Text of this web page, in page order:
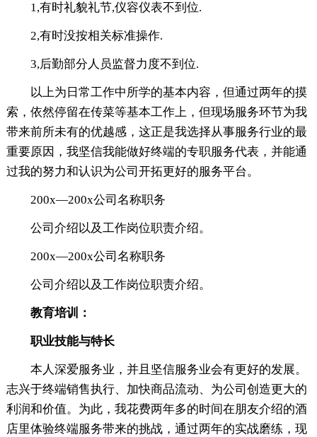
1,有时礼貌礼节,仪容仪表不到位.
2,有时没按相关标准操作.
3,后勤部分人员监督力度不到位.
以上为日常工作中所学的基本内容，但通过两年的摸
索，依然停留在传菜等基本工作上，但现场服务环节为我
带来前所未有的优越感，这正是我选择从事服务行业的最
重要原因，我坚信我能做好终端的专职服务代表，并能通
过我的努力和认识为公司开拓更好的服务平台。
200x—200x公司名称职务
公司介绍以及工作岗位职责介绍。
200x—200x公司名称职务
公司介绍以及工作岗位职责介绍。
教育培训：
职业技能与特长
本人深爱服务业，并且坚信服务业会有更好的发展。
志兴于终端销售执行、加快商品流动、为公司创造更大的
利润和价值。为此，我花费两年多的时间在朋友介绍的酒
店里体验终端服务带来的挑战，通过两年的实战磨练，现